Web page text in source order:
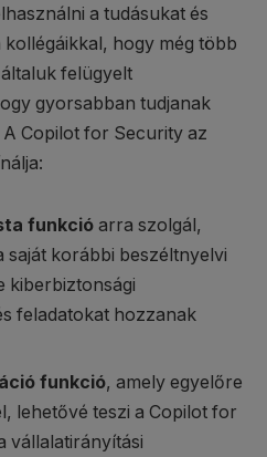
a tudásukat és
hogy még több
felügyelt
gyorsabban tudjanak
Copilot for Security az
funkció arra szolgál,
saját korábbi beszéltnyelvi
kiberbiztonsági
feladatokat hozzanak
funkció, amely egyelőre
lehetővé teszi a Copilot for
vállalatirányítási